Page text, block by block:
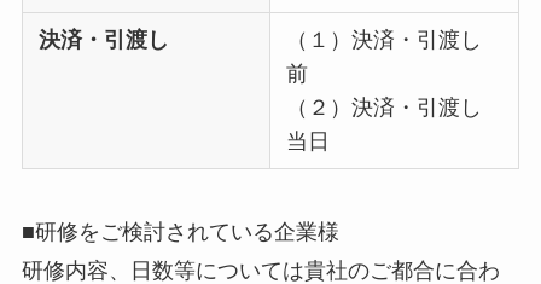
決済・引渡し
（１）決済・引渡し
前
（２）決済・引渡し
当日
■研修をご検討されている企業様
研修内容、日数等については貴社のご都合に合わ